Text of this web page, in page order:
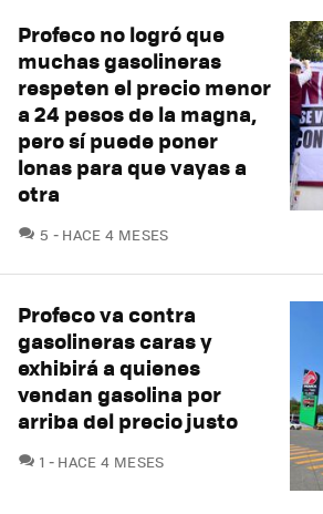
Profeco no logró que
muchas gasolineras
respeten el precio menor
a 24 pesos de la magna,
pero sí puede poner
lonas para que vayas a
otra
5 COMENTARIOS
HACE 4 MESES
Profeco va contra
gasolineras caras y
exhibirá a quienes
vendan gasolina por
arriba del precio justo
1 COMENTARIOS
HACE 4 MESES